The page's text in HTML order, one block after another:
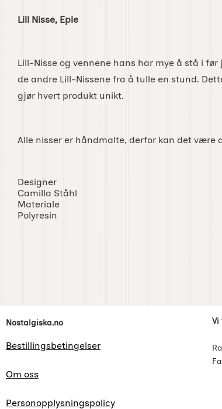
Lill Nisse, Eple
Lill-Nisse og vennene hans har mye å stå i
de andre Lill-Nissene fra å tulle en stund.
gjør hvert produkt unikt.
Alle nisser er håndmalte, derfor kan det være
Designer
Camilla Ståhl
Materiale
Polyresin
Footer-innhold Blandet
Nostalgiska.no
Bestillingsbetingelser
Om oss
Personopplysningspolicy
Vi